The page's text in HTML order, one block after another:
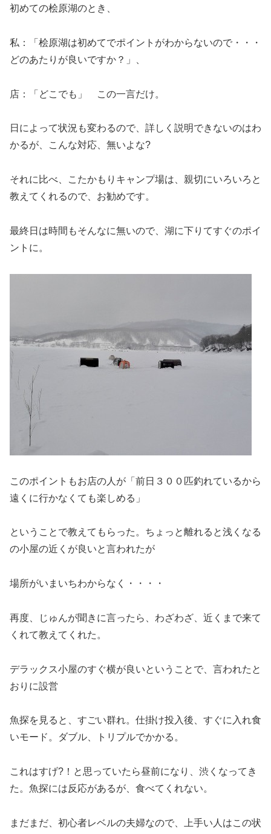
初めての桧原湖のとき、
私：「桧原湖は初めてでポイントがわからないので・・・
どのあたりが良いですか？」、
店：「どこでも」 この一言だけ。
日によって状況も変わるので、詳しく説明できないのはわ
かるが、こんな対応、無いよな?
それに比べ、こたかもりキャンプ場は、親切にいろいろと
教えてくれるので、お勧めです。
最終日は時間もそんなに無いので、湖に下りてすぐのポイ
ントに。
このポイントもお店の人が「前日３００匹釣れているから
遠くに行かなくても楽しめる」
ということで教えてもらった。ちょっと離れると浅くなる
の小屋の近くが良いと言われたが
場所がいまいちわからなく・・・・
再度、じゅんが聞きに言ったら、わざわざ、近くまで来て
くれて教えてくれた。
デラックス小屋のすぐ横が良いということで、言われたと
おりに設営
魚探を見ると、すごい群れ。仕掛け投入後、すぐに入れ食
いモード。ダブル、トリプルでかかる。
これはすげ?！と思っていたら昼前になり、渋くなってき
た。魚探には反応があるが、食べてくれない。
まだまだ、初心者レベルの夫婦なので、上手い人はこの状